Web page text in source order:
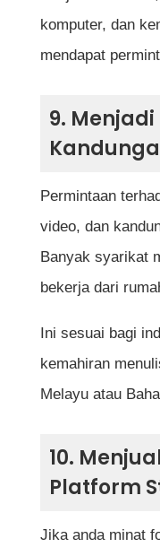
komputer, dan
mendapat
9. Menjadi
Permintaan
video, dan
Banyak syarikat
bekerja dari
Ini sesuai bagi
kemahiran
Melayu atau
10.
Platform
Jika anda minat